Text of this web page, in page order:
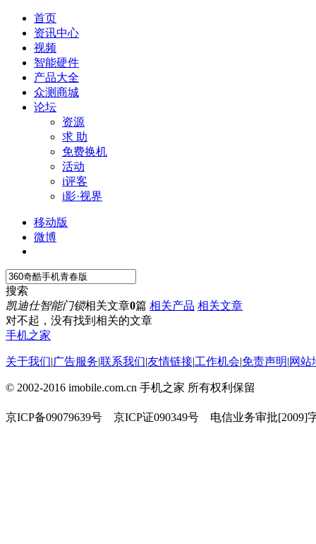
首页
资讯中心
视频
智能硬件
产品大全
众测商城
论坛
资源
求 助
免费换机
活动
i评客
i影·视界
移动版
微博
搜索
凯迪仕智能门锁相关文章0篇 相关产品 相关文章
对不起，没有找到相关的文章
手机之家
关于我们|广告服务|联系我们|友情链接|工作机会|免责声明|网站
© 2002-2016 imobile.com.cn 手机之家 所有权利保留
京ICP备09079639号 京ICP证090349号 电信业务审批[2009]